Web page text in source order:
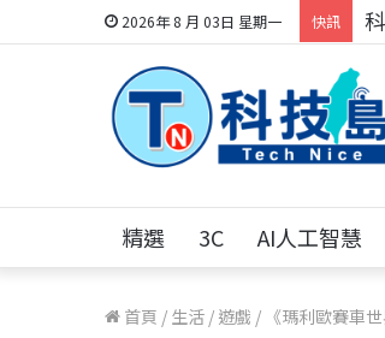
2026年 8 月 03日 星期一 快訊
精選 3C AI人工智慧
首頁 / 生活 / 遊戲 / 《瑪利歐賽車